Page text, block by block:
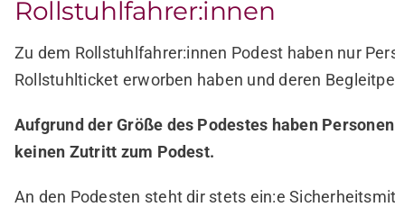
Rollstuhlfahrer:innen
Zu dem Rollstuhlfahrer:innen Podest haben nur
Rollstuhlticket erworben haben und deren
Aufgrund der Größe des Podestes haben
keinen Zutritt zum Podest.
An den Podesten steht dir stets ein:e